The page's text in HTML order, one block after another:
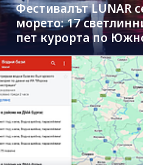
Фестивалът LUNAR
морето: 17
пет курорта по